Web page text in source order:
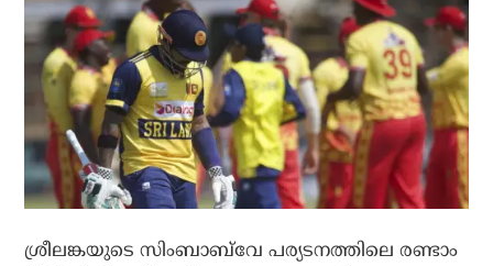
ശ്രീലങ്കയുടെ സിംബാബ്‌വേ പര്യടനത്തിലെ രണ്ടാം